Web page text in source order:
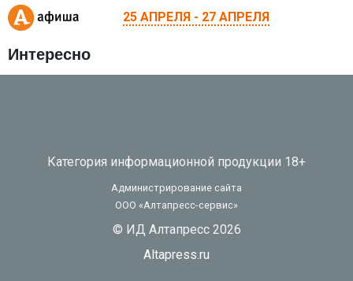
25 АПРЕЛЯ - 27 АПРЕЛЯ
Интересно
Категория информационной продукции 18+
Администрирование сайта
ООО «Алтапресс-сервис»
© ИД Алтапресс 2026
Altapress.ru